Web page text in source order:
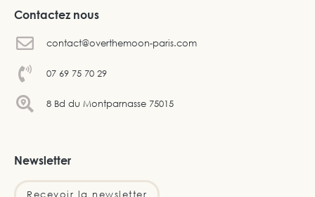
Contactez nous
contact@overthemoon-paris.com
07 69 75 70 29
8 Bd du Montparnasse 75015
Newsletter
Recevoir la newsletter